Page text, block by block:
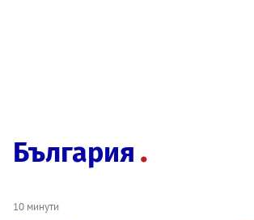
България
10 минути